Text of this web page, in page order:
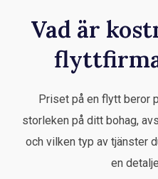
Vad är
Priset på en flytt beror
storleken på ditt bohag,
och vilken typ av tjänster
en